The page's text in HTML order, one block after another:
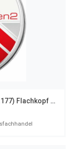
UX Mosquito Diabolos Gen2 4,5 Mm (.177) Flachkopf 0,50 G 5x 500 St. Dose